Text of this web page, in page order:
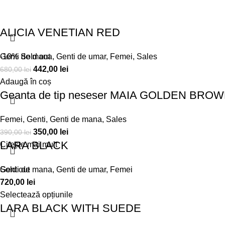
ALICIA VENETIAN RED
Genti de mana, Genti de umar, Femei, Sales
680,00lei 442,00 lei
Adaugă în coș
-10% Sold out
Geanta de tip neseser MAIA GOLDEN
Femei, Genti, Genti de mana, Sales
390,00lei 350,00 lei
Citește mai mult
LARA BLACK
Genti de mana, Genti de umar, Femei
720,00 lei
Selectează opțiunile
Sold out
LARA BLACK WITH SUEDE